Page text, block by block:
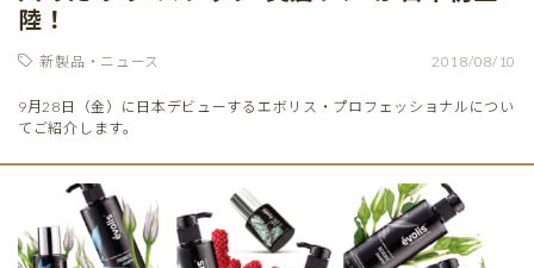
陸！
新製品・ニュース 2018/08/10
9月28日（金）に日本デビューするエボリス・プロフェッショナルについ
てご紹介します。